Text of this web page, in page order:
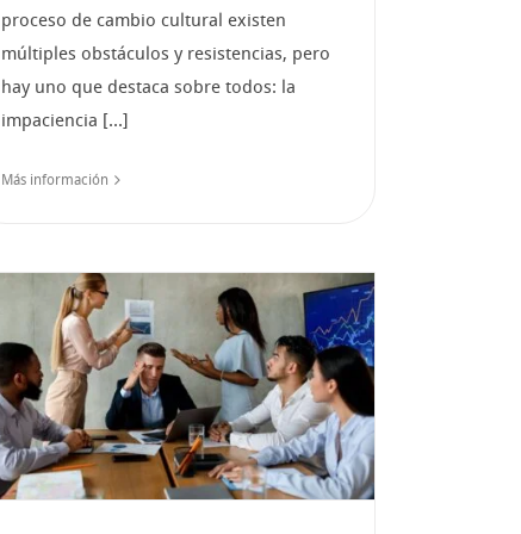
proceso de cambio cultural existen
múltiples obstáculos y resistencias, pero
hay uno que destaca sobre todos: la
impaciencia [...]
Más información